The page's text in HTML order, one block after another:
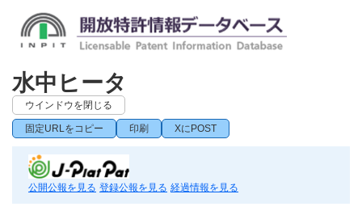
水中ヒータ
ウインドウを閉じる
固定URLをコピー 印刷 XにPOST
公開公報を見る 登録公報を見る 経過情報を見る